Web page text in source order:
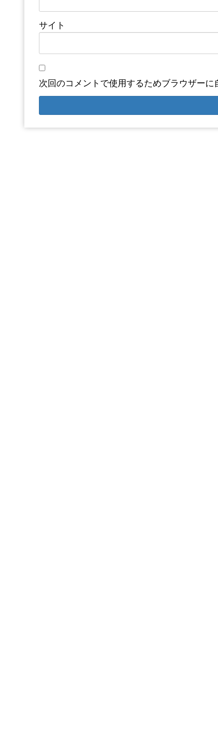
サイト
次回のコメントで使用するためブラウザー